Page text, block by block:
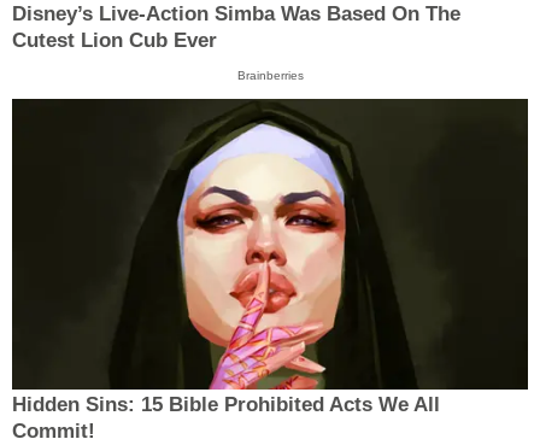
Disney’s Live-Action Simba Was Based On The
Cutest Lion Cub Ever
Brainberries
Hidden Sins: 15 Bible Prohibited Acts We All
Commit!